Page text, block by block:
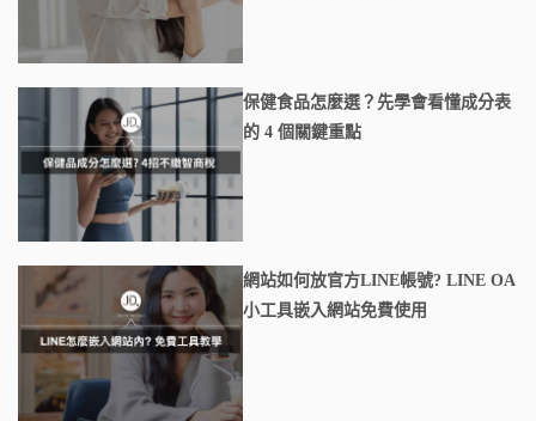
保健食品怎麼選？先學會看懂成分表
的 4 個關鍵重點
網站如何放官方LINE帳號? LINE OA
小工具嵌入網站免費使用